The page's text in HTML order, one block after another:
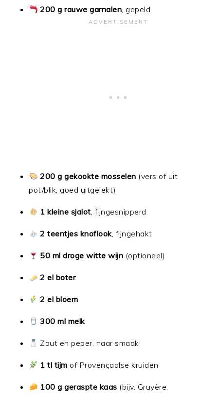
200 g rauwe garnalen, gepeld
200 g gekookte mosselen (vers of uit
pot/blik, goed uitgelekt)
1 kleine sjalot, fijngesnipperd
2 teentjes knoflook, fijngehakt
50 ml droge witte wijn (optioneel)
2 el boter
2 el bloem
300 ml melk
Zout en peper, naar smaak
1 tl tijm of Provençaalse kruiden
100 g geraspte kaas (bijv. Gruyère,